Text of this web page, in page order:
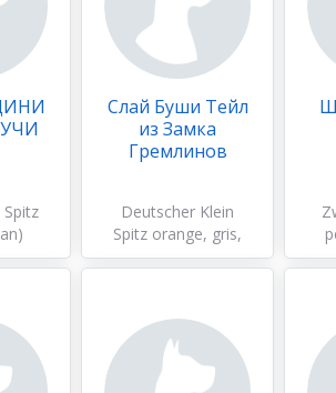
Слай Буши Тейл
из Замка
Гремлинов
Deutscher Klein
Spitz orange, gris,
autre